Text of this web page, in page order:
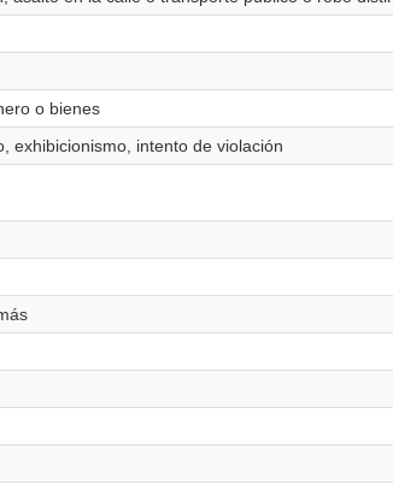
o bienes
exhibicionismo, intento de violación